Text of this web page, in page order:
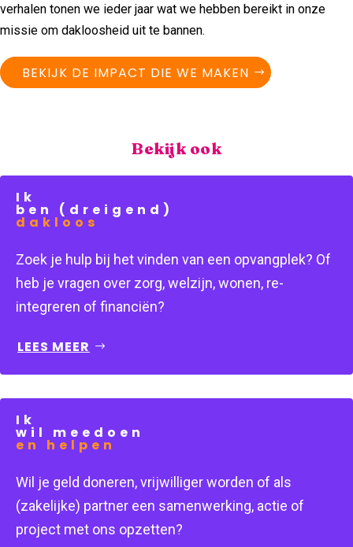
verhalen tonen we ieder jaar wat we hebben bereikt in onze
missie om dakloosheid uit te bannen.
BEKIJK DE IMPACT DIE WE MAKEN
Bekijk ook
Ik
ben (dreigend)
dakloos
Zoek je hulp bij het vinden van een opvangplek? Of
heb je vragen over zorg, welzijn, wonen, re-
integreren of financiën?
LEES MEER
Ik
wil meedoen
en helpen
Wil je geld doneren, vrijwilliger worden of als
(zakelijke) partner een samenwerking, actie of
project met ons opzetten?